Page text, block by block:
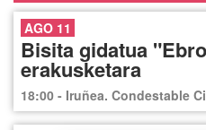
AGO 11
Bisita gidatua
erakusketara
18:00 - Iruñea. Condestable